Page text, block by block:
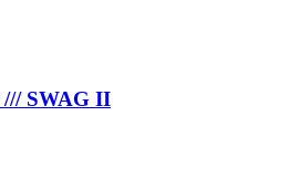
/// SWAG II